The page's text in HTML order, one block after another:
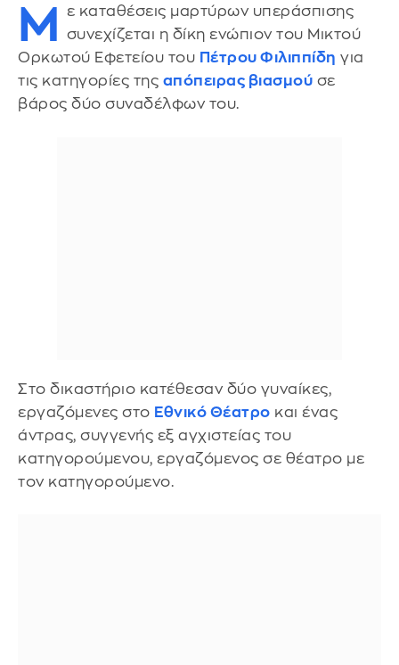
Μ
ε καταθέσεις μαρτύρων υπεράσπισης
συνεχίζεται η δίκη ενώπιον του Μικτού
Ορκωτού Εφετείου του Πέτρου Φιλιππίδη για
τις κατηγορίες της απόπειρας βιασμού σε
βάρος δύο συναδέλφων του.
Στο δικαστήριο κατέθεσαν δύο γυναίκες,
εργαζόμενες στο Εθνικό Θέατρο και ένας
άντρας, συγγενής εξ αγχιστείας του
κατηγορούμενου, εργαζόμενος σε θέατρο με
τον κατηγορούμενο.